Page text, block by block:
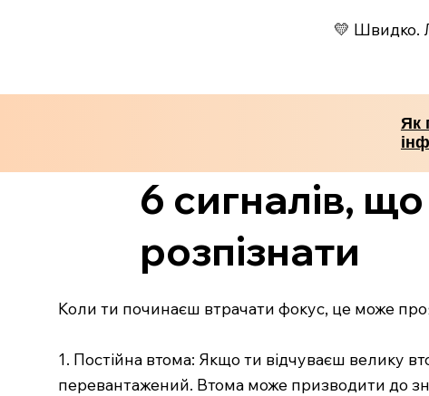
💛 Швидко.
Як
6 сигналів,
розпізнати
Коли ти починаєш втрачати фокус, це може
1. Постійна втома: Якщо ти відчуваєш велику
перевантажений. Втома може призводити до